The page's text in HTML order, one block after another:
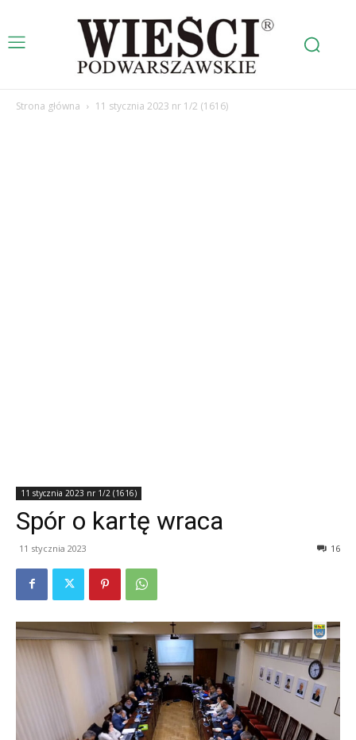
Strona główna 11 stycznia 2023 nr 1/2 (1616)
11 stycznia 2023 nr 1/2 (1616)
Spór o kartę wraca
11 stycznia 2023 16